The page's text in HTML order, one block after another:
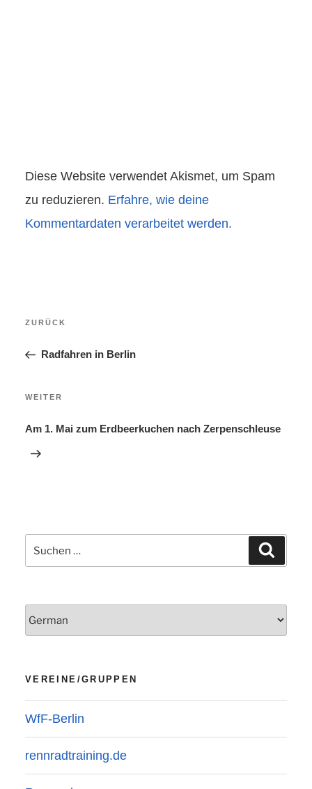
Diese Website verwendet Akismet, um Spam
zu reduzieren. Erfahre, wie deine
Kommentardaten verarbeitet werden.
Vorheriger
ZURÜCK
Radfahren in Berlin
Nächster
WEITER
Am 1. Mai zum Erdbeerkuchen nach Zerpenschleuse
Suchen
nach:
VEREINE/GRUPPEN
WfF-Berlin
rennradtraining.de